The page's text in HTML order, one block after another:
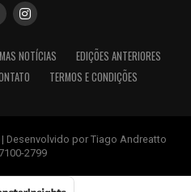
NOTÍCIAS
EDIÇÕES ANTERIORES
TERMOS E CONDIÇÕES
Desenvolvido por Tiago Andreatto
2799